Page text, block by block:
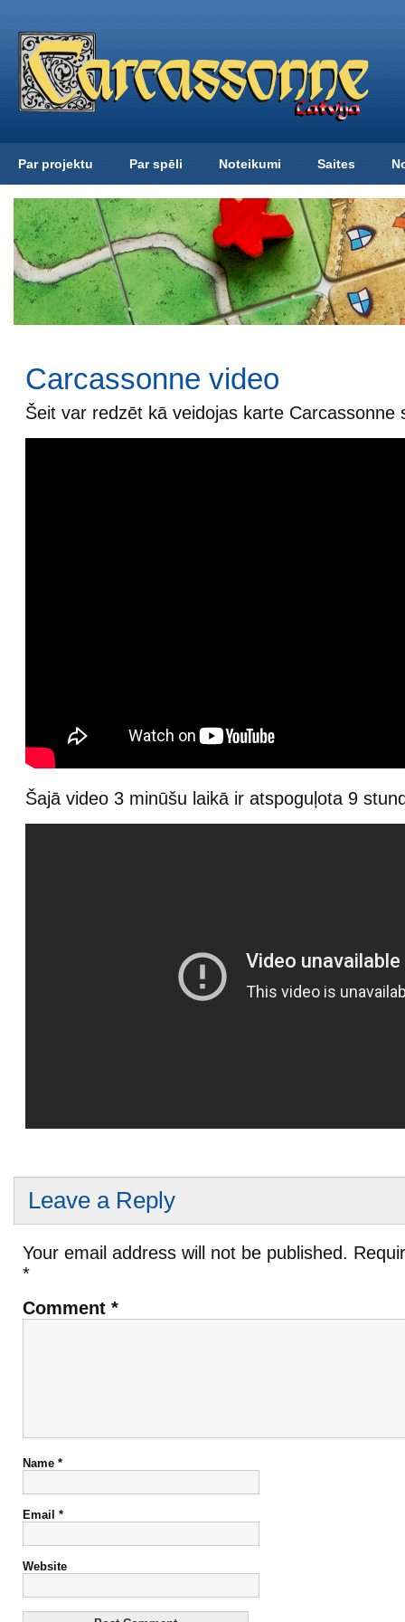
Par projektu Par spēli Noteikumi Saites
Carcassonne video
Šeit var redzēt kā veidojas karte Carcassonne
Šajā video 3 minūšu laikā ir atspoguļota 9
Leave a Reply
Your email address will not be published.
*
Comment *
Name *
Email *
Website